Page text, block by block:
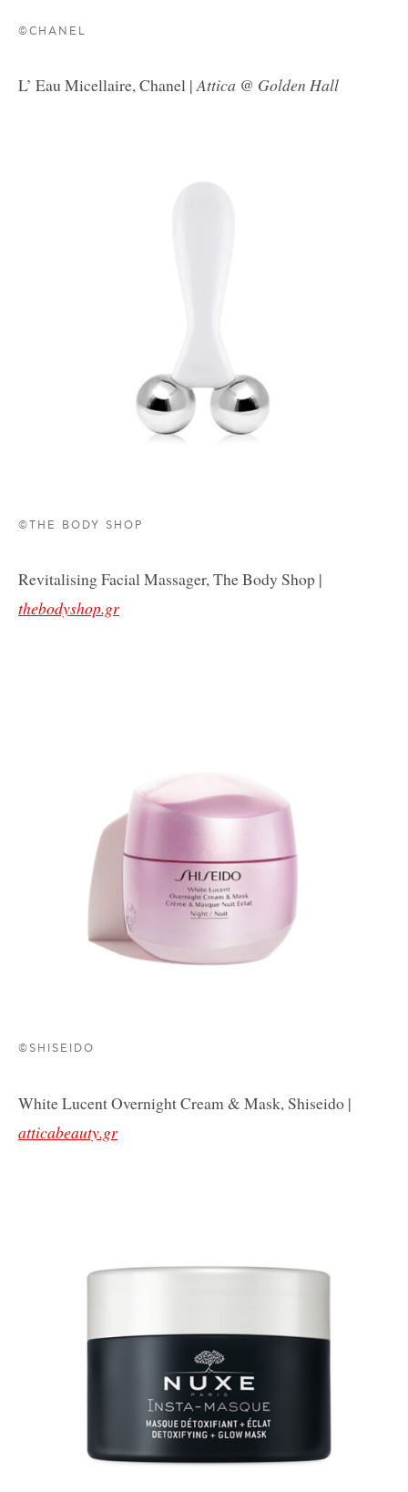
©CHANEL
L’ Eau Micellaire, Chanel | Attica @ Golden Hall
©THE BODY SHOP
Revitalising Facial Massager, The Body Shop |
thebodyshop.gr
©SHISEIDO
White Lucent Overnight Cream & Mask, Shiseido |
atticabeauty.gr